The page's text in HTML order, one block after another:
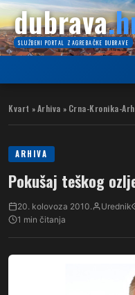
dubrava
SLUŽBENI PORTAL ZAGREBAČKE DUBRAVE
Kvart » Arhiva » Crna-Kronika-
ARHIVA
Pokušaj teškog
20. kolovoza 2010. Urednik
1 min čitanja